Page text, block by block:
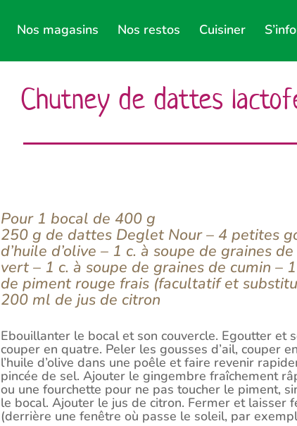
Nos magasins Nos restos Cuisiner
Chutney de dattes
Pour 1 bocal de 400 g
250 g de dattes Deglet Nour – 4 petites
d’huile d’olive – 1 c. à soupe de graines
vert – 1 c. à soupe de graines de cumin –
de piment rouge frais (facultatif et
200 ml de jus de citron
Ebouillanter le bocal et son couvercle. Egoutter et
couper en quatre. Peler les gousses d’ail, couper
l’huile d’olive dans une poêle et faire revenir
pincée de sel. Ajouter le gingembre fraîchement
ou une fourchette pour ne pas toucher le piment,
le bocal. Ajouter le jus de citron. Fermer et
(derrière une fenêtre où passe le soleil, par